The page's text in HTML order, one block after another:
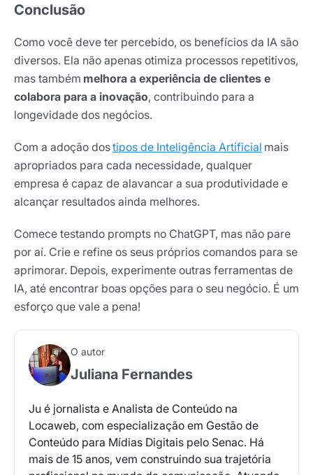
Conclusão
Como você deve ter percebido, os benefícios da IA são
diversos. Ela não apenas otimiza processos repetitivos,
mas também melhora a experiência de clientes e
colabora para a inovação, contribuindo para a
longevidade dos negócios.
Com a adoção dostipos de Inteligência Artificial mais
apropriados para cada necessidade, qualquer
empresa é capaz de alavancar a sua produtividade e
alcançar resultados ainda melhores.
Comece testando prompts no ChatGPT, mas não pare
por aí. Crie e refine os seus próprios comandos para se
aprimorar. Depois, experimente outras ferramentas de
IA, até encontrar boas opções para o seu negócio. É um
esforço que vale a pena!
O autor
Juliana Fernandes
Ju é jornalista e Analista de Conteúdo na
Locaweb, com especialização em Gestão de
Conteúdo para Mídias Digitais pelo Senac. Há
mais de 15 anos, vem construindo sua trajetória